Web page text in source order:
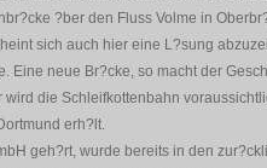
?ber den Fluss Volme in
sich auch hier eine L?sung
Eine neue Br?cke, so macht der
die Schleifkottenbahn
erh?lt.
geh?rt, wurde bereits in den